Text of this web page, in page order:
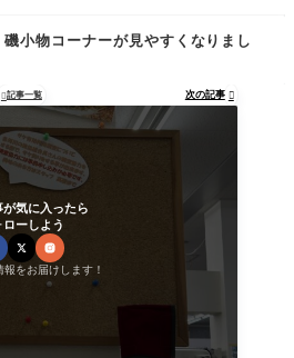
磯小物コーナーが見やすくなりまし
記事一覧 次の記事 
が気に入ったら
ローしよう
報をお届けします！